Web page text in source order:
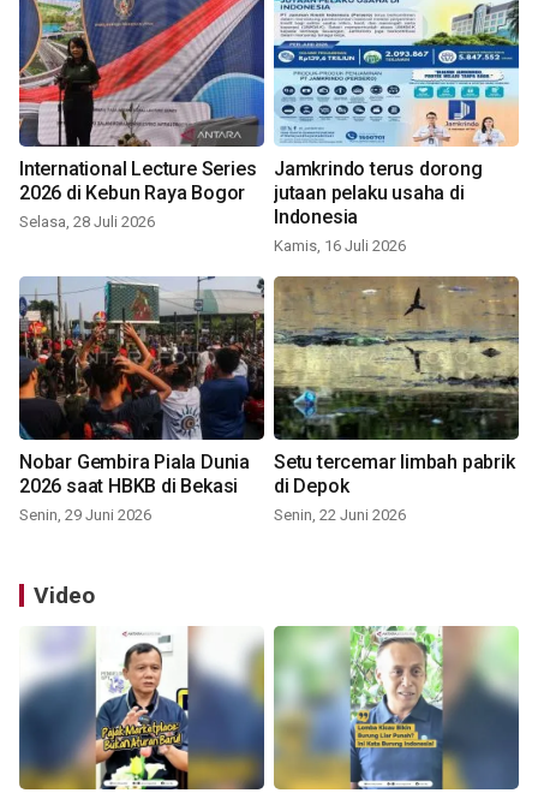
International Lecture Series
2026 di Kebun Raya Bogor
Selasa, 28 Juli 2026
Jamkrindo terus dorong
jutaan pelaku usaha di
Indonesia
Kamis, 16 Juli 2026
Nobar Gembira Piala Dunia
2026 saat HBKB di Bekasi
Senin, 29 Juni 2026
Setu tercemar limbah pabrik
di Depok
Senin, 22 Juni 2026
Video